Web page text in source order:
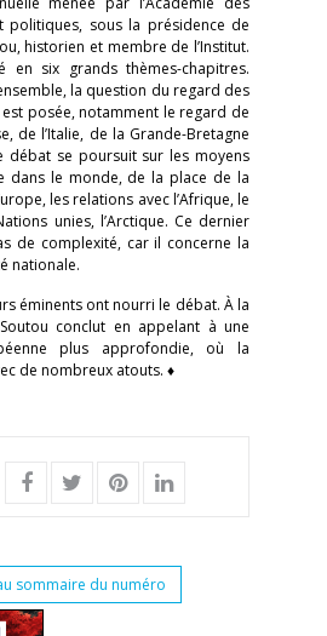
politiques, sous la présidence de
historien et membre de l’Institut.
en six grands thèmes-chapitres.
la question du regard des
posée, notamment le regard de
de l’Italie, de la Grande-Bretagne
débat se poursuit sur les moyens
dans le monde, de la place de la
les relations avec l’Afrique, le
unies, l’Arctique. Ce dernier
de complexité, car il concerne la
nationale.
éminents ont nourri le débat. À la
conclut en appelant à une
plus approfondie, où la
de nombreux atouts. ♦
sommaire du numéro